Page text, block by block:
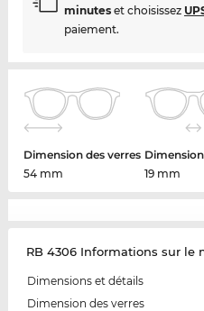
minuteset choisissez
paiement.
Dimension des verres
54 mm
19 mm
RB 4306 Informations sur le
Dimensions et détails
Dimension des verres